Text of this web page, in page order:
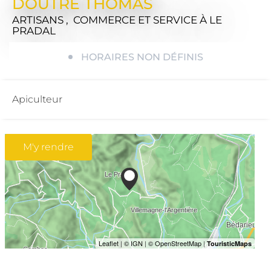
ARTISANS , COMMERCE ET SERVICE À LE
PRADAL
HORAIRES NON DÉFINIS
Apiculteur
M'y rendre